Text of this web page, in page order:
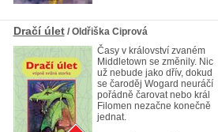
Dračí úlet/ Oldřiška Ciprová
Časy v království zvaném
Middletown se změnily. Nic
už nebude jako dřív, dokud
se čaroděj Wogard neuráčí
pořádně čarovat nebo král
Filomen nezačne konečně
jednat.